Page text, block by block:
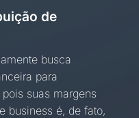
de
busca
para
suas margens
business é, de fato,